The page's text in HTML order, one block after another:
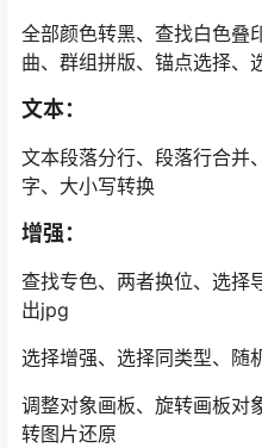
全部颜色转黑、查找白色叠
曲、群组拼版、锚点选择、
文本：
文本段落分行、段落行合并
字、大小写转换
增强：
查找专色、两者换位、选择
出jpg
选择增强、选择同类型、随
调整对象画板、旋转画板对
转图片还原